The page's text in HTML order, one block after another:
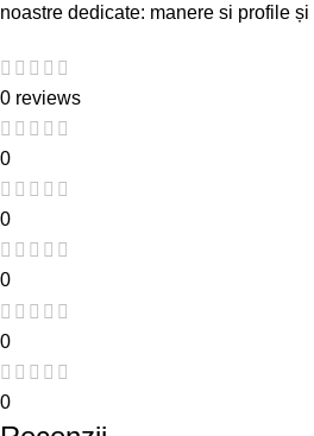
noastre dedicate: manere si profile și
0 reviews
0
0
0
0
0